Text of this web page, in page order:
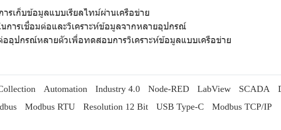
รเก็บข้อมูลแบบเรียลไทม์ผ่านเครือข่าย
การเชื่อมต่อและวิเคราะห์ข้อมูลจากหลายอุปกรณ์
อุปกรณ์หลายตัวเพื่อทดสอบการวิเคราะห์ข้อมูลแบบเครือข่าย
Automation Industry 4.0 Node-RED LabView SCADA
Modbus RTU Resolution 12 Bit USB Type-C Modbus TCP/IP